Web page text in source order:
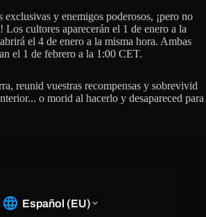
exclusivas y enemigos poderosos, ¡pero no
Los cultores aparecerán el 1 de enero a la
el 4 de enero a la misma hora. Ambas
el 1 de febrero a la 1:00 CET.
reunid vuestras recompensas y sobrevivid
o morid al hacerlo y desapareced para